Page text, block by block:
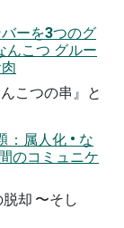
ーを3つのグ
んこつ グルー
こつの串』と
：属人化 • な
のコミュニケ
却 〜そし